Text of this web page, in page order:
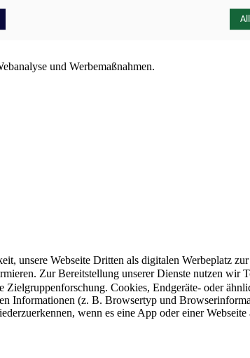
und Werbemaßnahmen.
unsere Webseite Dritten als digitalen Werbeplatz
Zur Bereitstellung unserer Dienste nutzen wir
Cookies, Endgeräte- oder
Informationen (z. B. Browsertyp und
wenn es eine App oder einer